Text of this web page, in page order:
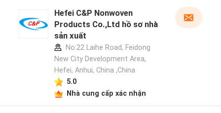
Hefei C&P Nonwoven
Products Co.,Ltd hồ sơ nhà
sản xuất
No.22 Laihe Road, Feidong
New City Development Area,
Hefei, Anhui, China ,China
5.0
Nhà cung cấp xác nhận